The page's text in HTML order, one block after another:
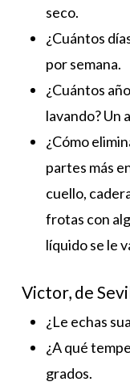
seco.
¿Cuántos
por semana.
¿Cuántos
lavando? Un
¿Cómo
partes más
cuello,
frotas con
líquido se le
Victor, de
¿Le echas
¿A qué
grados.